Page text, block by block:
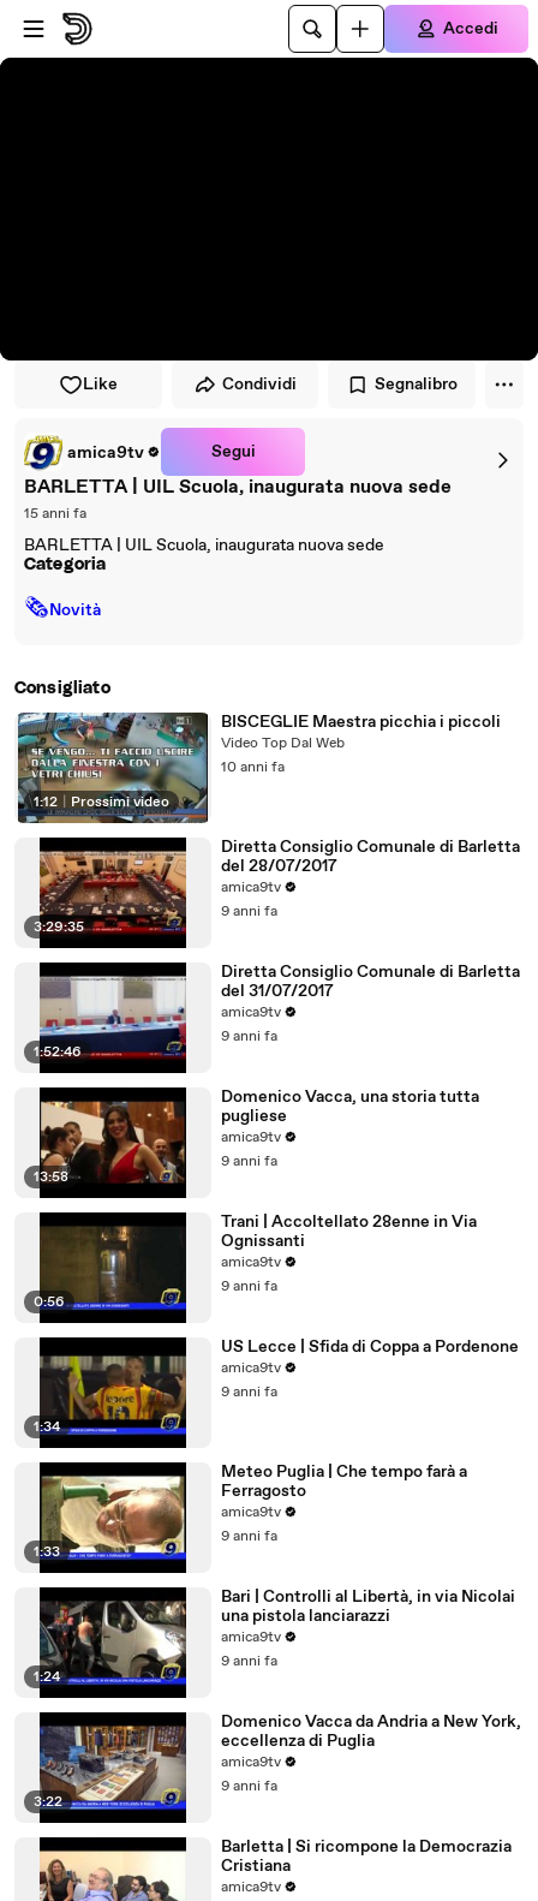
Vai al lettore
Passa al contenuto principale
Accedi
Like Condividi Segnalibro
amica9tv Segui
BARLETTA | UIL Scuola, inaugurata nuova sede
15 anni fa
BARLETTA | UIL Scuola, inaugurata nuova sede
Categoria
🗞Novità
Consigliato
1:12 Prossimi video
BISCEGLIE Maestra picchia i piccoli
Video Top Dal Web
10 anni fa
3:29:35
Diretta Consiglio Comunale di Barletta
del 28/07/2017
amica9tv
9 anni fa
1:52:46
Diretta Consiglio Comunale di Barletta
del 31/07/2017
amica9tv
9 anni fa
13:58
Domenico Vacca, una storia tutta
pugliese
amica9tv
9 anni fa
0:56
Trani | Accoltellato 28enne in Via
Ognissanti
amica9tv
9 anni fa
1:34
US Lecce | Sfida di Coppa a Pordenone
amica9tv
9 anni fa
1:33
Meteo Puglia | Che tempo farà a
Ferragosto
amica9tv
9 anni fa
1:24
Bari | Controlli al Libertà, in via Nicolai
una pistola lanciarazzi
amica9tv
9 anni fa
3:22
Domenico Vacca da Andria a New York,
eccellenza di Puglia
amica9tv
9 anni fa
Barletta | Si ricompone la Democrazia
Cristiana
amica9tv